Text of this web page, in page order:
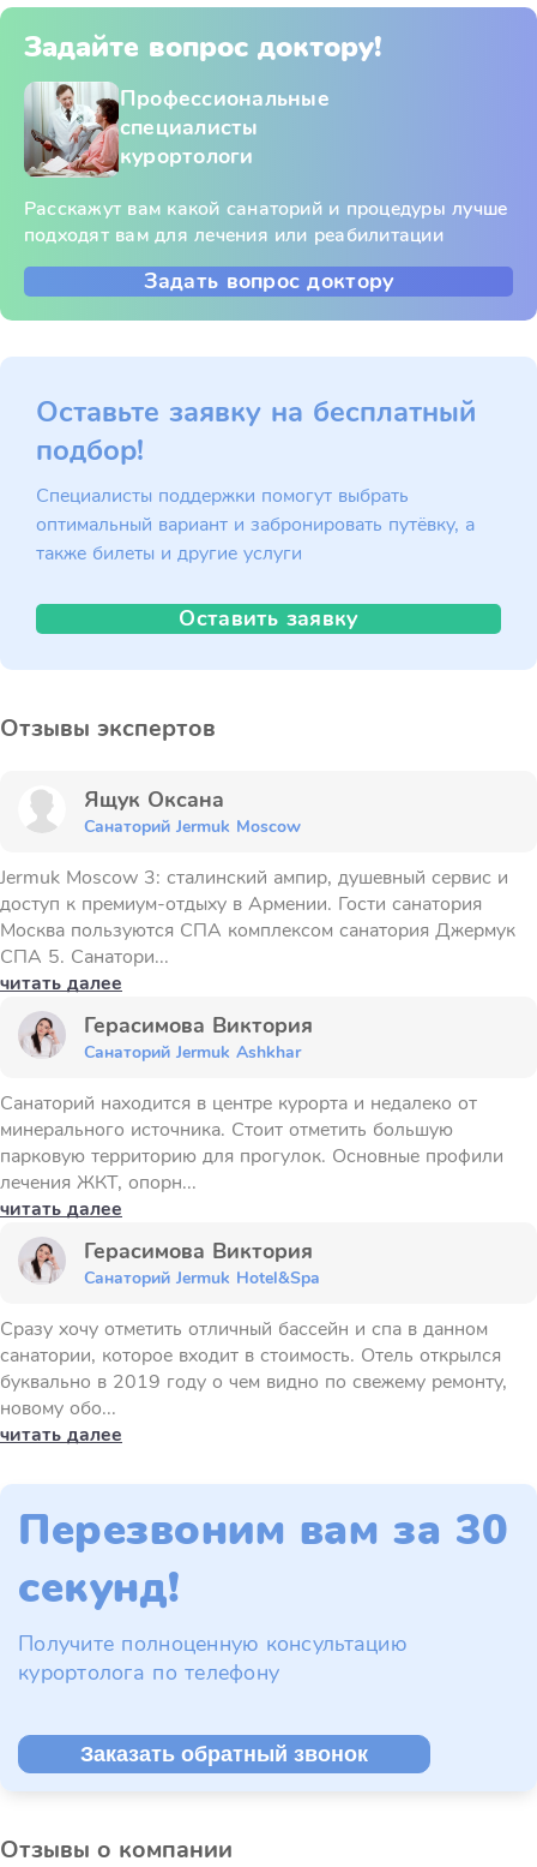
Задайте вопрос доктору!
Профессиональные
специалисты
курортологи
Расскажут вам какой санаторий и процедуры лучше
подходят вам для лечения или реабилитации
Задать вопрос доктору
Оставьте заявку на бесплатный
подбор!
Специалисты поддержки помогут выбрать
оптимальный вариант и забронировать путёвку, а
также билеты и другие услуги
Оставить заявку
Отзывы экспертов
Ящук Оксана
Санаторий Jermuk Moscow
Jermuk Moscow 3: сталинский ампир, душевный сервис и
доступ к премиум-отдыху в Армении. Гости санатория
Москва пользуются СПА комплексом санатория Джермук
СПА 5. Санатори...
читать далее
Герасимова Виктория
Санаторий Jermuk Ashkhar
Санаторий находится в центре курорта и недалеко от
минерального источника. Стоит отметить большую
парковую территорию для прогулок. Основные профили
лечения ЖКТ, опорн...
читать далее
Герасимова Виктория
Санаторий Jermuk Hotel&Spa
Сразу хочу отметить отличный бассейн и спа в данном
санатории, которое входит в стоимость. Отель открылся
буквально в 2019 году о чем видно по свежему ремонту,
новому обо...
читать далее
Перезвоним вам за 30
секунд!
Получите полноценную консультацию
курортолога по телефону
Заказать обратный звонок
Отзывы о компании